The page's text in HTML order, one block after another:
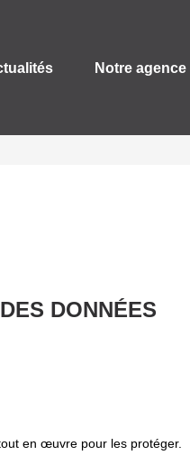
Notre agence
DONNÉES
en œuvre pour les protéger.